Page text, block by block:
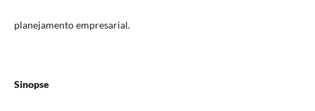
planejamento empresarial.
Sinopse